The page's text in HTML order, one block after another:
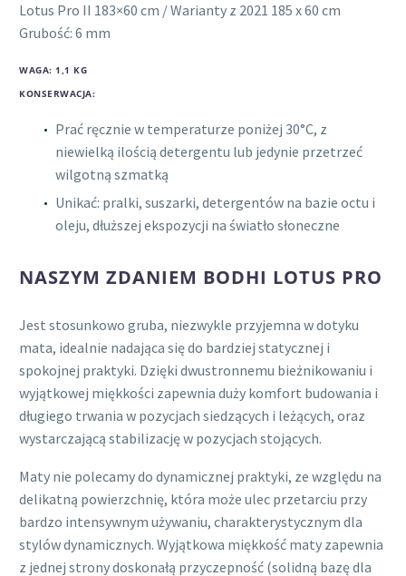
Lotus Pro II 183×60 cm / Warianty z 2021 185 x 60 cm
Grubość: 6 mm
WAGA: 1,1 KG
KONSERWACJA:
Prać ręcznie w temperaturze poniżej 30°C, z
niewielką ilością detergentu lub jedynie przetrzeć
wilgotną szmatką
Unikać: pralki, suszarki, detergentów na bazie octu i
oleju, dłuższej ekspozycji na światło słoneczne
NASZYM ZDANIEM BODHI LOTUS PRO
Jest stosunkowo gruba, niezwykle przyjemna w dotyku
mata, idealnie nadająca się do bardziej statycznej i
spokojnej praktyki. Dzięki dwustronnemu bieżnikowaniu i
wyjątkowej miękkości zapewnia duży komfort budowania i
długiego trwania w pozycjach siedzących i leżących, oraz
wystarczającą stabilizację w pozycjach stojących.
Maty nie polecamy do dynamicznej praktyki, ze względu na
delikatną powierzchnię, która może ulec przetarciu przy
bardzo intensywnym używaniu, charakterystycznym dla
stylów dynamicznych. Wyjątkowa miękkość maty zapewnia
z jednej strony doskonałą przyczepność (solidną bazę dla